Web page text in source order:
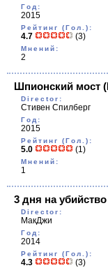
Год:
2015
Рейтинг (Гол.):
4.7 (3)
Мнений:
2
Шпионский мост
Director:
Стивен Спилберг
Год:
2015
Рейтинг (Гол.):
5.0 (1)
Мнений:
1
3 дня на убийство
Director:
МакДжи
Год:
2014
Рейтинг (Гол.):
4.3 (3)